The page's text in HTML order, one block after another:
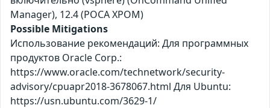
Manager), 12.4 (РОСА ХРОМ)
Possible Mitigations
Использование рекомендаций: Для программных
продуктов Oracle Corp.:
https://www.oracle.com/technetwork/security-
advisory/cpuapr2018-3678067.html Для Ubuntu:
https://usn.ubuntu.com/3629-1/